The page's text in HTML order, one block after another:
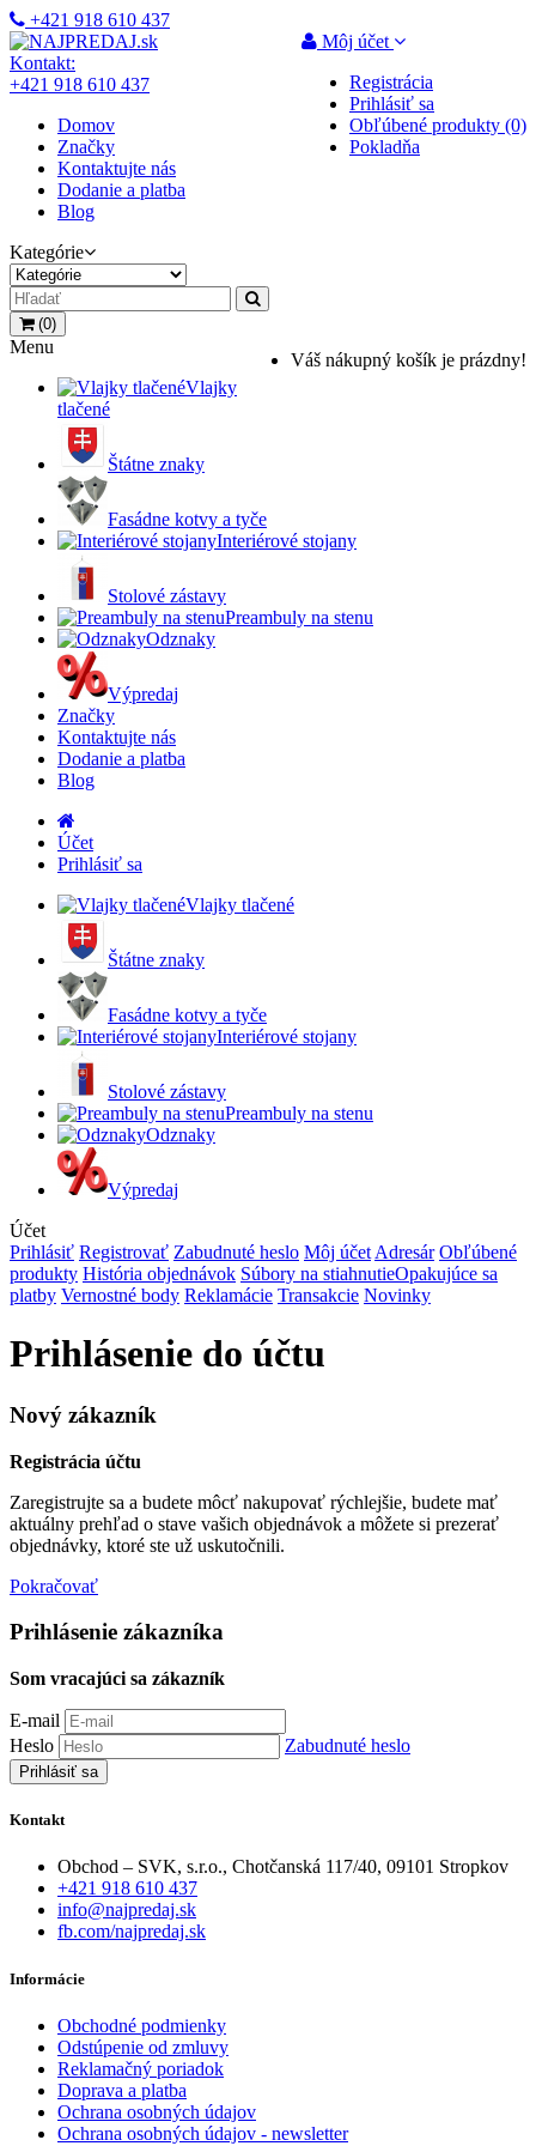
+421 918 610 437
Môj účet
Registrácia
Prihlásiť sa
Obľúbené produkty (0)
Pokladňa
Kontakt:
+421 918 610 437
Domov
Značky
Kontaktujte nás
Dodanie a platba
Blog
Kategórie
(0)
Váš nákupný košík je prázdny!
Menu
Vlajky
tlačené
Štátne znaky
Fasádne kotvy a tyče
Interiérové stojany
Stolové zástavy
Preambuly na stenu
Odznaky
Výpredaj
Značky
Kontaktujte nás
Dodanie a platba
Blog
Účet
Prihlásiť sa
Vlajky tlačené
Štátne znaky
Fasádne kotvy a tyče
Interiérové stojany
Stolové zástavy
Preambuly na stenu
Odznaky
Výpredaj
Účet
Prihlásiť Registrovať Zabudnuté heslo Môj účet Adresár Obľúbené
produkty História objednávok Súbory na stiahnutieOpakujúce sa
platby Vernostné body Reklamácie Transakcie Novinky
Prihlásenie do účtu
Nový zákazník
Registrácia účtu
Zaregistrujte sa a budete môcť nakupovať rýchlejšie, budete mať
aktuálny prehľad o stave vašich objednávok a môžete si prezerať
objednávky, ktoré ste už uskutočnili.
Pokračovať
Prihlásenie zákazníka
Som vracajúci sa zákazník
E-mail
Heslo
Zabudnuté heslo
Kontakt
Obchod – SVK, s.r.o., Chotčanská 117/40, 09101 Stropkov
+421 918 610 437
info@najpredaj.sk
fb.com/najpredaj.sk
Informácie
Obchodné podmienky
Odstúpenie od zmluvy
Reklamačný poriadok
Doprava a platba
Ochrana osobných údajov
Ochrana osobných údajov - newsletter